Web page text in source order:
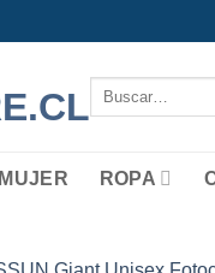
Buscar
MUJER ROPA